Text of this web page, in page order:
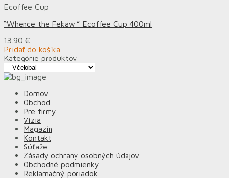
Ecoffee Cup
“Whence the Fekawi” Ecoffee Cup 400ml
13.90 €
Pridať do košíka
Kategórie produktov
Domov
Obchod
Pre firmy
Vízia
Magazín
Kontakt
Súťaže
Zásady ochrany osobných údajov
Obchodné podmienky
Reklamačný poriadok